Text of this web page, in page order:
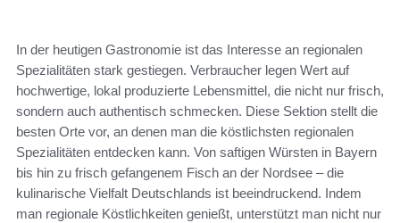
In der heutigen Gastronomie ist das Interesse an regionalen
Spezialitäten stark gestiegen. Verbraucher legen Wert auf
hochwertige, lokal produzierte Lebensmittel, die nicht nur frisch,
sondern auch authentisch schmecken. Diese Sektion stellt die
besten Orte vor, an denen man die köstlichsten regionalen
Spezialitäten entdecken kann. Von saftigen Würsten in Bayern
bis hin zu frisch gefangenem Fisch an der Nordsee – die
kulinarische Vielfalt Deutschlands ist beeindruckend. Indem
man regionale Köstlichkeiten genießt, unterstützt man nicht nur